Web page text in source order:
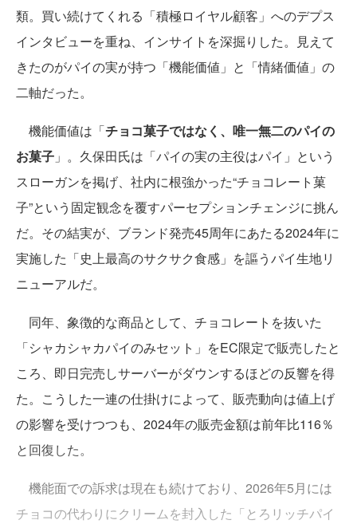
類。買い続けてくれる「積極ロイヤル顧客」へのデプス
インタビューを重ね、インサイトを深掘りした。見えて
きたのがパイの実が持つ「機能価値」と「情緒価値」の
二軸だった。
機能価値は「チョコ菓子ではなく、唯一無二のパイの
お菓子 」。久保田氏は「パイの実の主役はパイ」という
スローガンを掲げ、社内に根強かった“チョコレート菓
子”という固定観念を覆すパーセプションチェンジに挑ん
だ。その結実が、ブランド発売45周年にあたる2024年に
実施した「史上最高のサクサク食感」を謳うパイ生地リ
ニューアルだ。
同年、象徴的な商品として、チョコレートを抜いた
「シャカシャカパイのみセット」をEC限定で販売したと
ころ、即日完売しサーバーがダウンするほどの反響を得
た。こうした一連の仕掛けによって、販売動向は値上げ
の影響を受けつつも、2024年の販売金額は前年比116％
と回復した。
機能面での訴求は現在も続けており、2026年5月には
チョコの代わりにクリームを封入した「とろリッチパイ